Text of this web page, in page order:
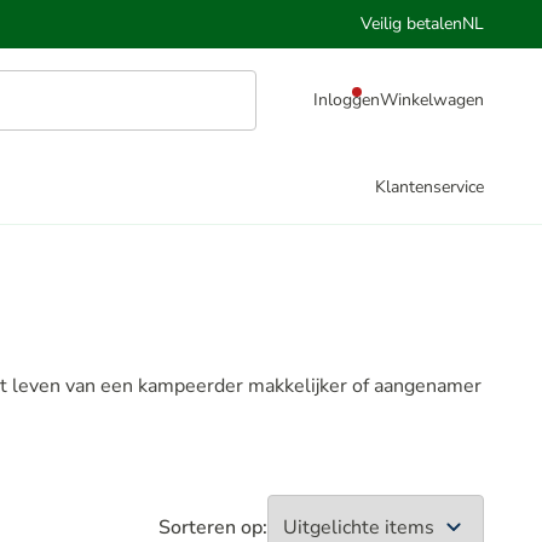
Veilig betalenNL
InloggenWinkelwagen
Klantenservice
van een kampeerder makkelijker of aangenamer
Sorteren op: